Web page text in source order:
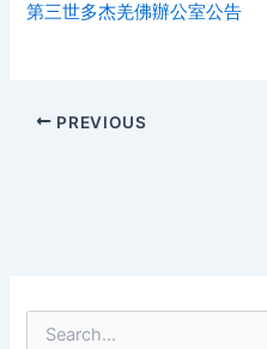
第三世多杰羌佛辦公室公告
PREVIOUS